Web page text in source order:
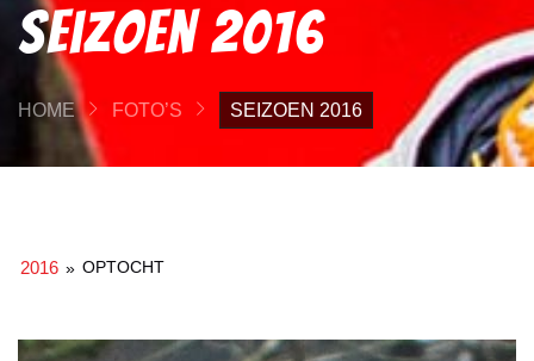
Seizoen 2016
HOME FOTO’S SEIZOEN 2016
2016 » OPTOCHT